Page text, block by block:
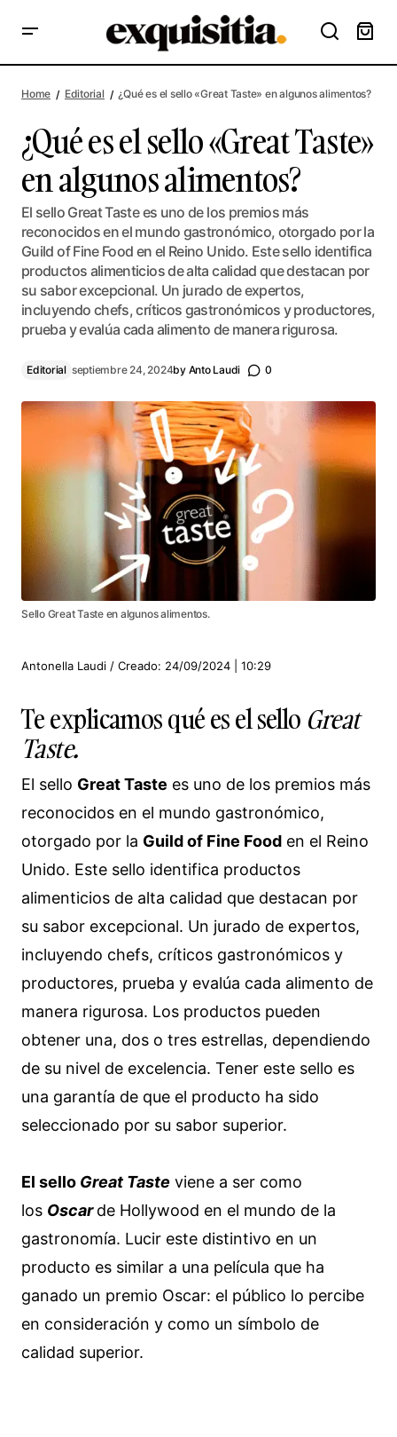
Home Editorial ¿Qué es el sello «Great Taste» en algunos alimentos?
¿Qué es el sello «Great Taste»
en algunos alimentos?
El sello Great Taste es uno de los premios más
reconocidos en el mundo gastronómico, otorgado por la
Guild of Fine Food en el Reino Unido. Este sello identifica
productos alimenticios de alta calidad que destacan por
su sabor excepcional. Un jurado de expertos,
incluyendo chefs, críticos gastronómicos y productores,
prueba y evalúa cada alimento de manera rigurosa.
Editorial septiembre 24, 2024by Anto Laudi 0
Sello Great Taste en algunos alimentos.
Antonella Laudi / Creado: 24/09/2024 | 10:29
Te explicamos qué es el sello Great
Taste.
El sello Great Taste es uno de los premios más
reconocidos en el mundo gastronómico,
otorgado por la Guild of Fine Food en el Reino
Unido. Este sello identifica productos
alimenticios de alta calidad que destacan por
su sabor excepcional. Un jurado de expertos,
incluyendo chefs, críticos gastronómicos y
productores, prueba y evalúa cada alimento de
manera rigurosa. Los productos pueden
obtener una, dos o tres estrellas, dependiendo
de su nivel de excelencia. Tener este sello es
una garantía de que el producto ha sido
seleccionado por su sabor superior.
El sello Great Taste viene a ser como
los Oscarde Hollywood en el mundo de la
gastronomía. Lucir este distintivo en un
producto es similar a una película que ha
ganado un premio Oscar: el público lo percibe
en consideración y como un símbolo de
calidad superior.